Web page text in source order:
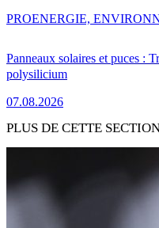
Panneaux solaires et puces :
polysilicium
07.08.2026
PROENERGIE,
PLUS DE CETTE